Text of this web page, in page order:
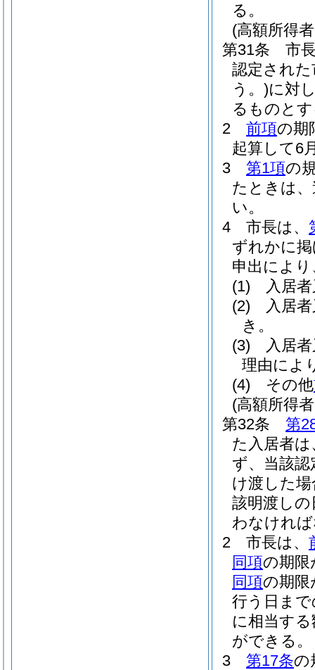
る。
(高額所得
第31条
市
認定され
う。)に対
るものと
2
前項の期
起算して6
3
第1項の
たときは
い。
4
市長は、
ずれかに
申出によ
(1)
入居
(2)
入居
き。
(3)
入居
理由によ
(4)
その他
(高額所得
第32条
第
た入居者は
ず、当該
け渡した
該明渡し
わなけれ
2
市長は、
同項の期限
同項の期限
行う日ま
に相当す
ができる。
3
第17条の